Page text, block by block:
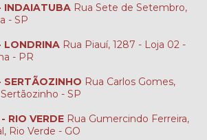
INDAIATUBA Rua Sete de Setembro,
- SP
LONDRINA Rua Piauí, 1287 - Loja 02 -
- PR
SERTÃOZINHO Rua Carlos Gomes,
- SP
RIO VERDE Rua Gumercindo Ferreira,
Rio Verde - GO